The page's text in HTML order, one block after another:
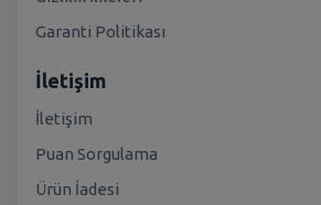
Garanti Politikası
İletişim
İletişim
Puan Sorgulama
Ürün İadesi